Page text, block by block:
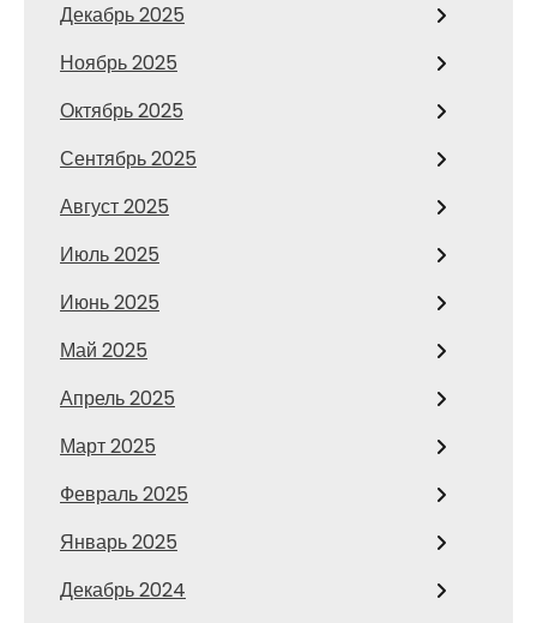
Декабрь 2025
Ноябрь 2025
Октябрь 2025
Сентябрь 2025
Август 2025
Июль 2025
Июнь 2025
Май 2025
Апрель 2025
Март 2025
Февраль 2025
Январь 2025
Декабрь 2024